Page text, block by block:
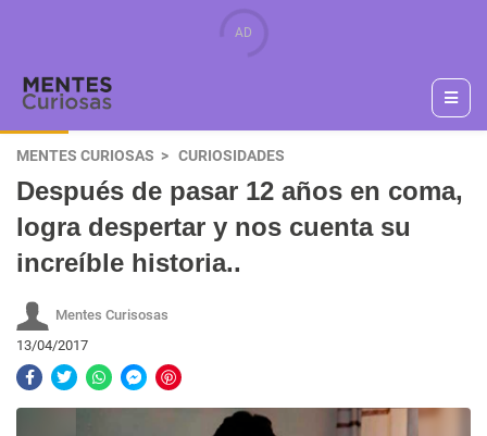
MENTES CURIOSAS CURIOSIDADES
Después de pasar 12 años en coma,
logra despertar y nos cuenta su
increíble historia..
Mentes Curisosas
13/04/2017